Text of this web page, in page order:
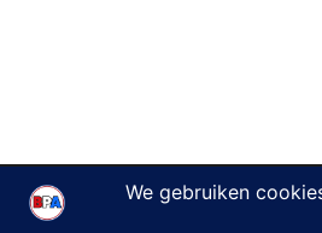
© 2026 Burger